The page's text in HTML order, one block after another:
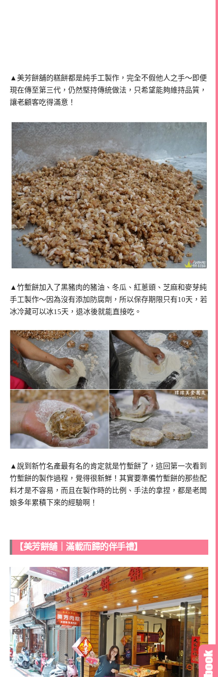
▲美芳餅舖的糕餅都是純手工製作，完全不假他人之手～即便
現在傳至第三代，仍然堅持傳統做法，只希望能夠維持品質，
讓老顧客吃得滿意！
▲竹塹餅加入了黑豬肉的豬油、冬瓜、紅蔥頭、芝麻和麥芽純
手工製作～因為沒有添加防腐劑，所以保存期限只有10天，若
冰冷藏可以冰15天，退冰後就能直接吃。
▲說到新竹名產最有名的肯定就是竹塹餅了，這回第一次看到
竹塹餅的製作過程，覺得很新鮮！其實要準備竹塹餅的那些配
料才是不容易，而且在製作時的比例、手法的拿捏，都是老闆
娘多年累積下來的經驗啊！
【美芳餅舖｜滿載而歸的伴手禮】